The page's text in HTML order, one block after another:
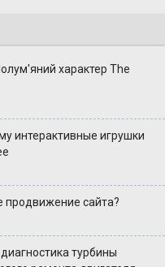
характер The
интерактивные игрушки
продвижение сайта?
турбины